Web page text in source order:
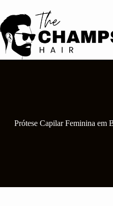
para
o
conteúdo
Prótese Capilar Feminina em